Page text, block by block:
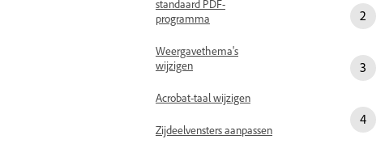
standaard PDF-
programma
Weergavethema's
wijzigen
Acrobat-taal wijzigen
Zijdeelvensters aanpassen